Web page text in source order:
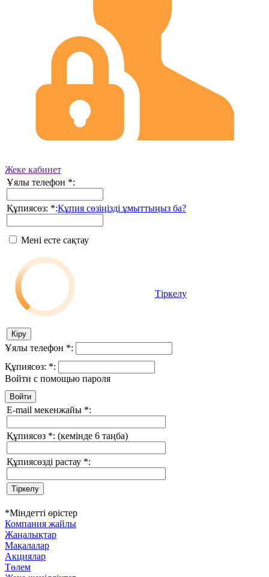
Жеке кабинет
Ұялы телефон *:
Құпиясөз: *:Құпия сөзіңізді ұмыттыңыз ба?
Мені есте сақтау
Тіркелу
Ұялы телефон *:
Құпиясөз: *:
Войти с помощью пароля
E-mail мекенжайы *:
Құпиясөз *: (кемінде 6 таңба)
Құпиясөзді растау *:
*Міндетті өрістер
Компания жайлы
Жаңалықтар
Мақалалар
Акциялар
Төлем